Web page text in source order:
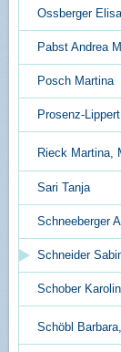
Ossberger
Pabst Andrea
Posch Martina
Prosenz-
Rieck Martina,
Sari Tanja
Schneeberger
Schneider
Schober
Schöbl